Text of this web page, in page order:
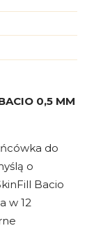
0,5 MM
do
o
Bacio
w 12